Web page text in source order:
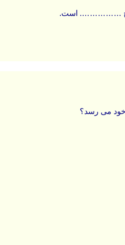
سطح ……………. است.
خود می رسد؟